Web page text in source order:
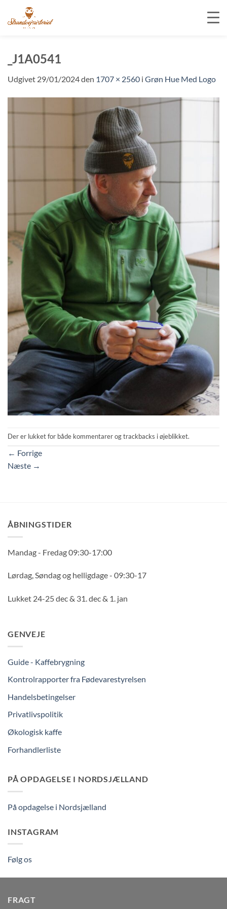
indhold
_J1A0541
Udgivet 29/01/2024den 1707 × 2560 i Grøn Hue Med Logo
Der er lukket for både kommentarer og trackbacks i øjeblikket.
← Forrige
Næste →
ÅBNINGSTIDER
Mandag - Fredag 09:30-17:00
Lørdag, Søndag og helligdage - 09:30-17
Lukket 24-25 dec & 31. dec & 1. jan
GENVEJE
Guide - Kaffebrygning
Kontrolrapporter fra Fødevarestyrelsen
Handelsbetingelser
Privatlivspolitik
Økologisk kaffe
Forhandlerliste
PÅ OPDAGELSE I NORDSJÆLLAND
På opdagelse i Nordsjælland
INSTAGRAM
Følg os
FRAGT